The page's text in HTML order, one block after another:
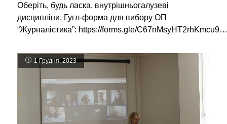
Оберіть, будь ласка, внутрішньогалузеві
дисципліни. Гугл-форма для вибору ОП
“Журналістика”: https://forms.gle/C67nMsyHT2rhKmcu9…
1 Грудня, 2023